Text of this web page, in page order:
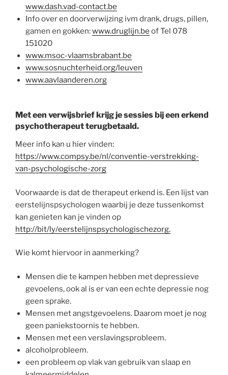
www.dash.vad-contact.be
Info over en doorverwijzing ivm drank, drugs, pillen,
gamen en gokken:www.druglijn.be of Tel 078
151020
www.msoc-vlaamsbrabant.be
www.sosnuchterheid.org/leuven
www.aavlaanderen.org
Met een verwijsbrief krijg je sessies bij een erkend
psychotherapeut terugbetaald.
Meer info kan u hier vinden:
https://www.compsy.be/nl/conventie-verstrekking-
van-psychologische-zorg
Voorwaarde is dat de therapeut erkend is. Een lijst van
eerstelijnspsychologen waarbij je deze tussenkomst
kan genieten kan je vinden op
http://bit/ly/eerstelijnspsychologischezorg.
Wie komt hiervoor in aanmerking?
Mensen die te kampen hebben met depressieve
gevoelens, ook al is er van een echte depressie nog
geen sprake.
Mensen met angstgevoelens. Daarom moet je nog
geen paniekstoornis te hebben.
Mensen met een verslavingsprobleem.
alcoholprobleem.
een probleem op vlak van gebruik van slaap en